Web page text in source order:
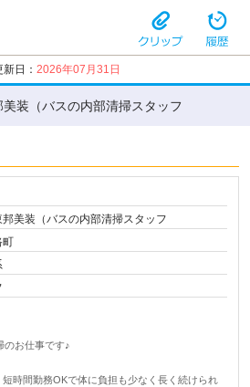
日： 2026年07月31日
装（バスの内部清掃スタッフ
美装（バスの内部清掃スタッフ
町
のお仕事です♪
時間勤務OKで体に負担も少なく長く続けられ